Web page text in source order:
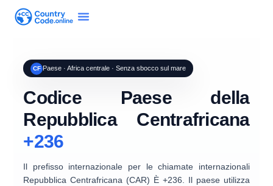
CF Paese · Africa centrale · Senza sbocco sul mare
Codice Paese della
Repubblica Centrafricana
+236
Il prefisso internazionale per le chiamate internazionali
Repubblica Centrafricana (CAR) È +236 . Il paese utilizza